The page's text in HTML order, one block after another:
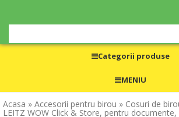
Categorii produse
MENIU
Acasa » Accesorii pentru birou » Cosuri de
LEITZ WOW Click & Store, pentru